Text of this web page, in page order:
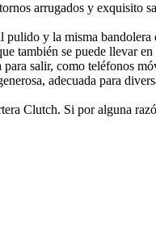
arrugados y exquisito
y la misma
también se puede llevar
salir, como teléfonos
adecuada para
Clutch. Si por alguna